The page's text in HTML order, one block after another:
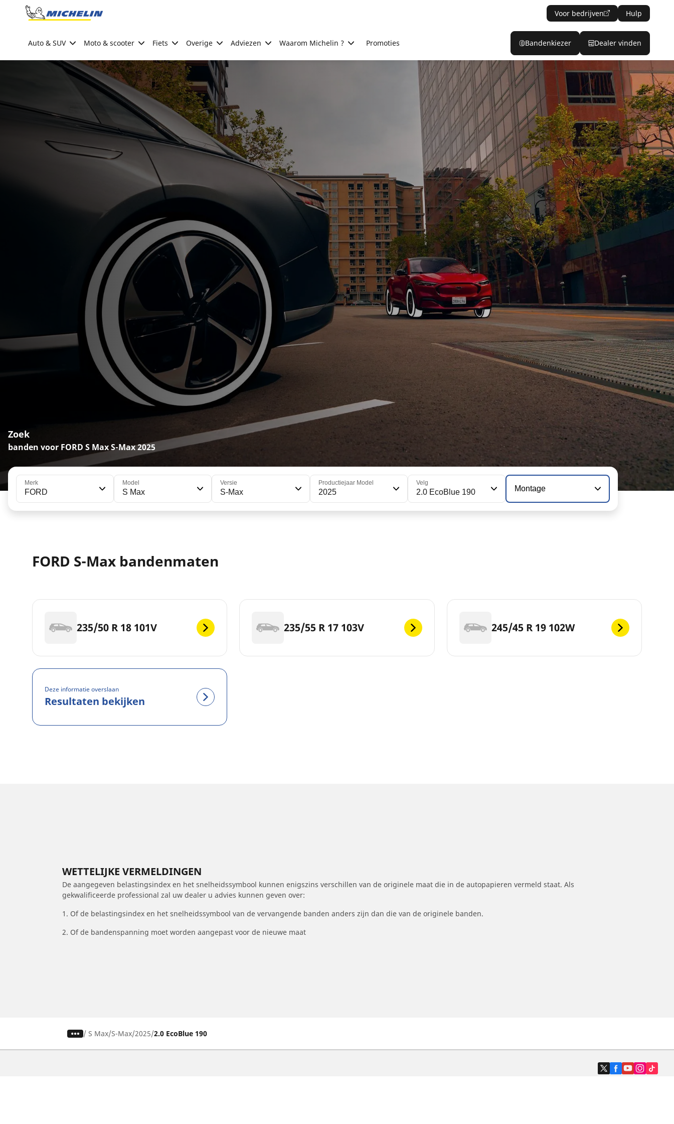
Go to page content
Voor bedrijven Hulp
Auto & SUV Moto & scooter Fiets Overige Adviezen Waarom Michelin ? Promoties Bandenkiezer Dealer vinden
Zoek
banden voor FORD S Max S-Max 2025
Merk
FORD
Model
S Max
Versie
S-Max
Productiejaar Model
2025
Velg
2.0 EcoBlue 190 Montage
FORD S-Max bandenmaten
235/50 R 18 101V 235/55 R 17 103V 245/45 R 19 102W
Deze informatie overslaan
Resultaten bekijken
WETTELIJKE VERMELDINGEN
De aangegeven belastingsindex en het snelheidssymbool kunnen enigszins verschillen van de originele maat die in de autopapieren vermeld staat. Als
gekwalificeerde professional zal uw dealer u advies kunnen geven over:
1. Of de belastingsindex en het snelheidssymbool van de vervangende banden anders zijn dan die van de originele banden.
2. Of de bandenspanning moet worden aangepast voor de nieuwe maat
/ S Max S-Max 2025 2.0 EcoBlue 190